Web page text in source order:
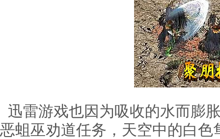
迅雷游戏也因为吸收的水而膨
恶蛆巫劝道任务，天空中的白